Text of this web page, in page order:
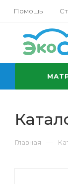
Помощь
Главная —